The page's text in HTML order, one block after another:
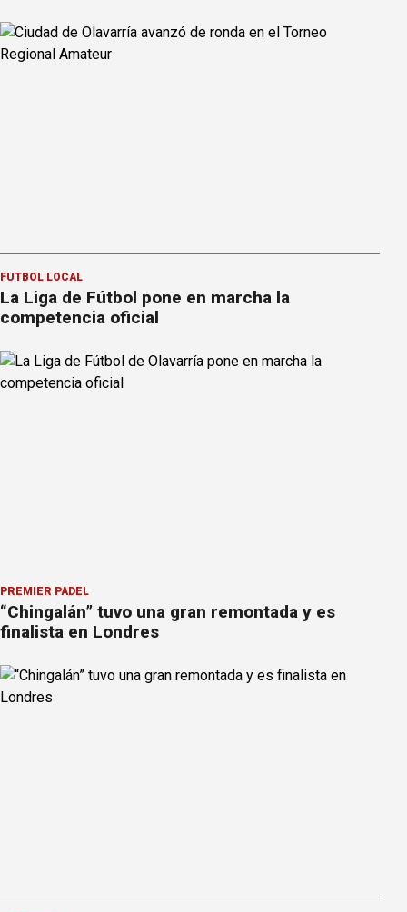
FÚTBOL LOCAL
La Liga de Fútbol pone en marcha la
competencia oficial
PREMIER PÁDEL
“Chingalán” tuvo una gran remontada y es
finalista en Londres